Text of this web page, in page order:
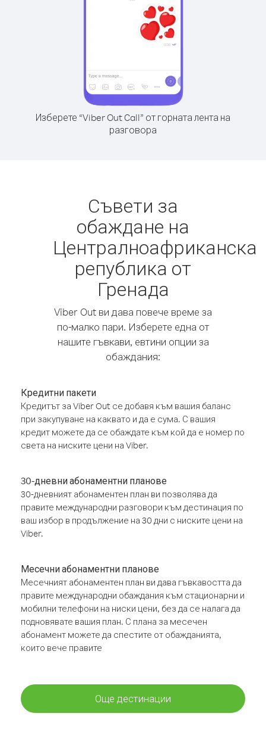
Изберете “Viber Out Call” от горната лента на
разговора
Съвети за
обаждане на
Централноафриканска
република от
Гренада
Viber Out ви дава повече време за
по-малко пари. Изберете една от
нашите гъвкави, евтини опции за
обаждания:
Кредитни пакети
Кредитът за Viber Out се добавя към вашия баланс
при закупуване на каквато и да е сума. С вашия
кредит можете да се обаждате към кой да е номер по
света на ниските цени на Viber.
30-дневни абонаментни планове
30-дневният абонаментен план ви позволява да
правите международни разговори към дестинация по
ваш избор в продължение на 30 дни с ниските цени на
Viber.
Месечни абонаментни планове
Месечният абонаментен план ви дава гъвкавостта да
правите международни обаждания към стационарни и
мобилни телефони на ниски цени, без да се налага да
подновявате вашия план. С плана за месечен
абонамент можете да спестите от обажданията,
които вече правите
Още дестинации